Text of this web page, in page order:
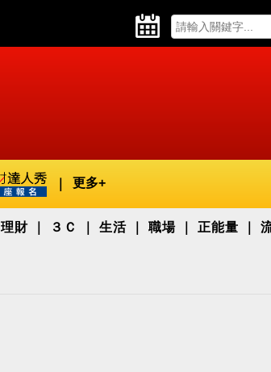
更多+
理財 ３Ｃ 生活 職場 正能量